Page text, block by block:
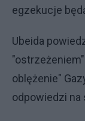
egzekucje
Ubeida
"ostrzeżeniem"
oblężenie"
odpowiedzi na